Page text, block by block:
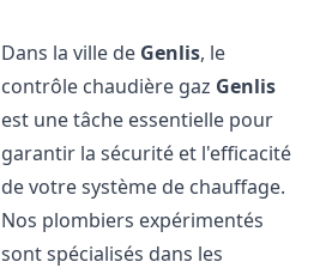
Dans la ville de Genlis, le
contrôle chaudière gaz Genlis
est une tâche essentielle pour
garantir la sécurité et l'efficacité
de votre système de chauffage.
Nos plombiers expérimentés
sont spécialisés dans les